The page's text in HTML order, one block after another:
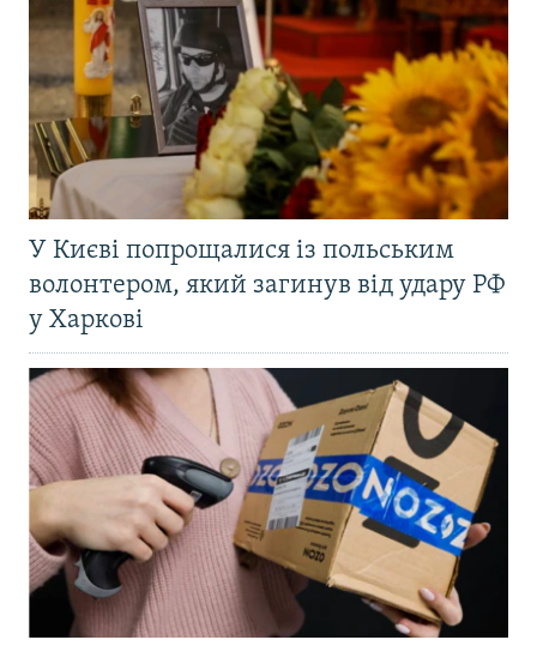
У Києві попрощалися із польським
волонтером, який загинув від удару РФ
у Харкові